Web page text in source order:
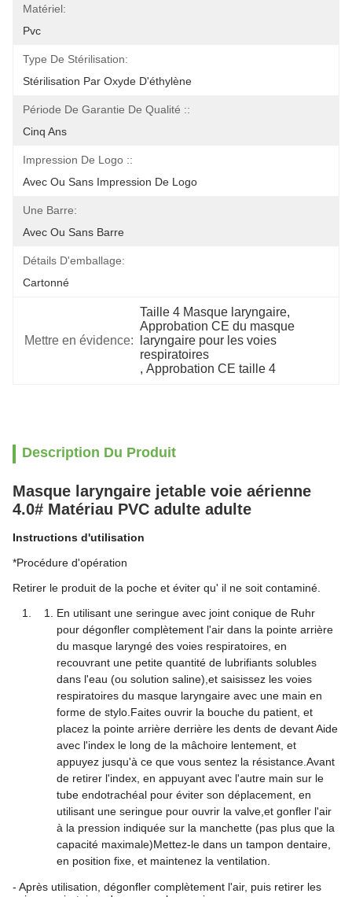
Matériel:
Pvc
Type De Stérilisation:
Stérilisation Par Oxyde D'éthylène
Période De Garantie De Qualité ::
Cinq Ans
Impression De Logo ::
Avec Ou Sans Impression De Logo
Une Barre:
Avec Ou Sans Barre
Détails D'emballage:
Cartonné
Mettre en évidence:
Taille 4 Masque laryngaire,
Approbation CE du masque
laryngaire pour les voies
respiratoires
, Approbation CE taille 4
Description Du Produit
Masque laryngaire jetable voie aérienne
4.0# Matériau PVC adulte adulte
Instructions d'utilisation
*Procédure d'opération
Retirer le produit de la poche et éviter qu' il ne soit contaminé.
En utilisant une seringue avec joint conique de Ruhr
pour dégonfler complètement l'air dans la pointe arrière
du masque laryngé des voies respiratoires, en
recouvrant une petite quantité de lubrifiants solubles
dans l'eau (ou solution saline),et saisissez les voies
respiratoires du masque laryngaire avec une main en
forme de stylo.Faites ouvrir la bouche du patient, et
placez la pointe arrière derrière les dents de devant Aide
avec l'index le long de la mâchoire lentement, et
appuyez jusqu'à ce que vous sentez la résistance.Avant
de retirer l'index, en appuyant avec l'autre main sur le
tube endotrachéal pour éviter son déplacement, en
utilisant une seringue pour ouvrir la valve,et gonfler l'air
à la pression indiquée sur la manchette (pas plus que la
capacité maximale)Mettez-le dans un tampon dentaire,
en position fixe, et maintenez la ventilation.
- Après utilisation, dégonfler complètement l'air, puis retirer les